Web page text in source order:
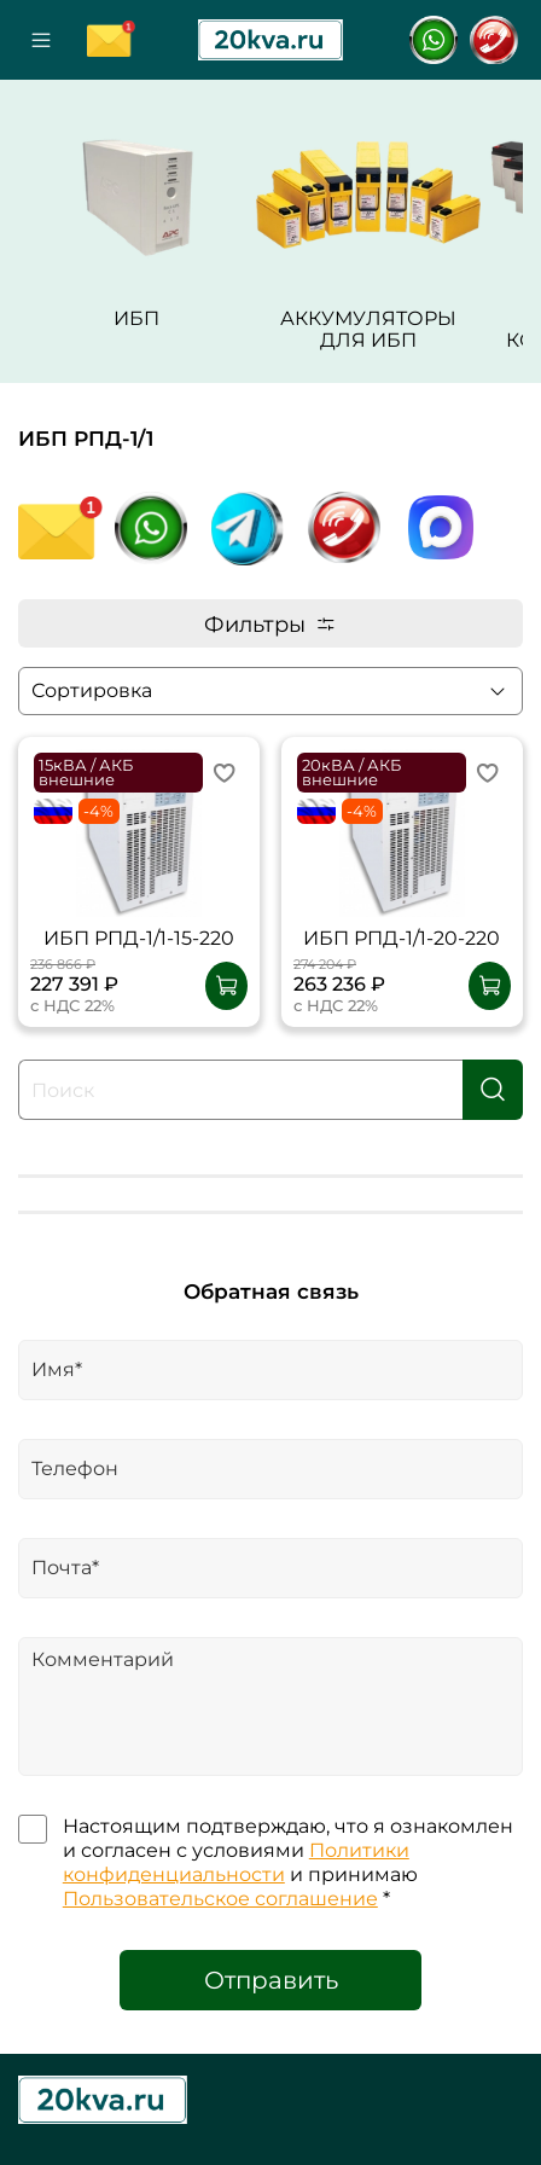
ИБП
АККУМУЛЯТОРЫ
ДЛЯ ИБП
ИБП РПД-1/1
Фильтры
15кВА / АКБ
внешние
flagRU-4%
ИБП РПД-1/1-15-220
236 866 ₽
227 391 ₽
с НДС 22%
20кВА / АКБ
внешние
flagRU-4%
ИБП РПД-1/1-20-220
274 204 ₽
263 236 ₽
с НДС 22%
Обратная связь
Настоящим подтверждаю, что я ознакомлен
и согласен с условиями Политики
конфиденциальности и принимаю
Пользовательское соглашение *
Отправить